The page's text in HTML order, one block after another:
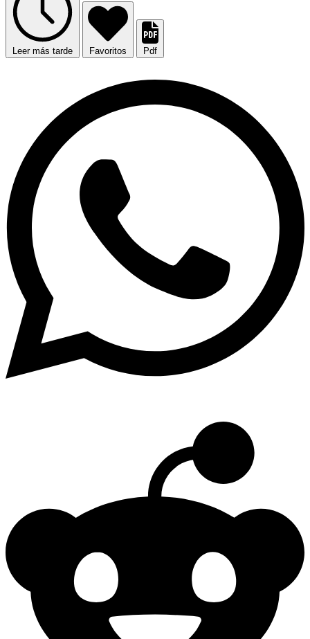
Leer más tarde Favoritos Pdf